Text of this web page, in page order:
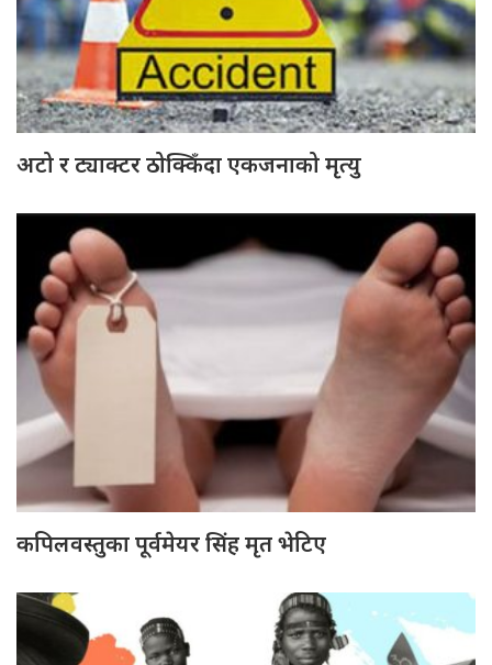
अटो र ट्याक्टर ठोक्किँदा एकजनाको मृत्यु
कपिलवस्तुका पूर्वमेयर सिंह मृत भेटिए